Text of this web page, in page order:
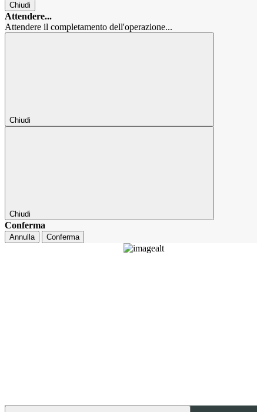
Chiudi
Attendere...
Attendere il completamento dell'operazione...
Chiudi
Chiudi
Conferma
Annulla Conferma